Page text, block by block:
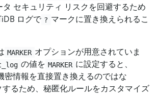
タ セキュリティ リスクを回避するため
ログで ? マークに置き換えられるこ
MARKER オプションが用意されていま
の値を MARKER に設定すると、
密情報を直接置き換えるのではな
するため、秘匿化ルールをカスタマイズ